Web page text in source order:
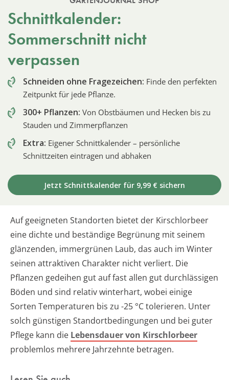
Schnittkalender:
Sommerschnitt nicht
verpassen
Schneiden ohne Fragezeichen: Finde den perfekten
Zeitpunkt für jede Pflanze.
300+ Pflanzen: Von Obstbäumen und Hecken bis zu
Stauden und Zimmerpflanzen
Extra: Eigener Schnittkalender – persönliche
Schnittzeiten eintragen und abhaken
Jetzt Schnittkalender für 9,99 € sichern
Auf geeigneten Standorten bietet der Kirschlorbeer
eine dichte und beständige Begrünung mit seinem
glänzenden, immergrünen Laub, das auch im Winter
seinen attraktiven Charakter nicht verliert. Die
Pflanzen gedeihen gut auf fast allen gut durchlässigen
Böden und sind relativ winterhart, wobei einige
Sorten Temperaturen bis zu -25 °C tolerieren. Unter
solch günstigen Standortbedingungen und bei guter
Pflege kann die Lebensdauer von Kirschlorbeer
problemlos mehrere Jahrzehnte betragen.